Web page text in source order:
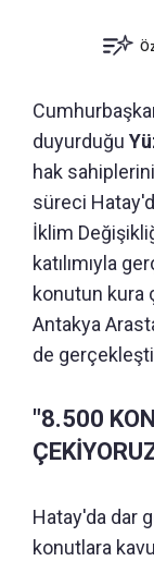
duyurduğu
hak
süreci
İklim
katılımıyla
konutun kura
Antakya
de
"8.500
Hatay'da dar
konutlara